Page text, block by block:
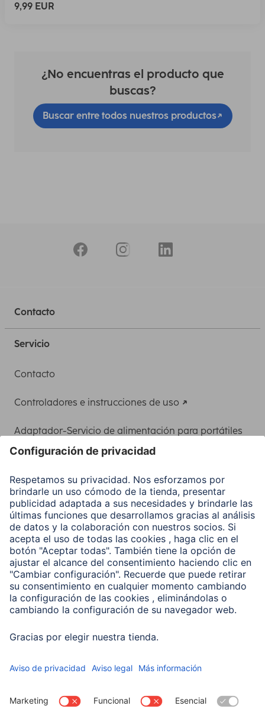
9,99 EUR
¿No encuentras el producto que
buscas?
Buscar entre todos nuestros productos
Contacto
Servicio
Contacto
Controladores e instrucciones de uso
Adaptador-Servicio de alimentación para portátiles
Clientes online
Conviértete en distribuidor
Compañía
Historia de la empresa
Hama en todo el Mundo
Sostenibilidad
Business-Portal